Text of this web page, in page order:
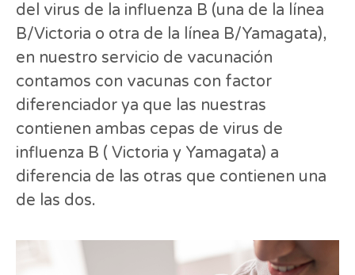
del virus de la influenza B (una de la línea
B/Victoria o otra de la línea B/Yamagata),
en nuestro servicio de vacunación
contamos con vacunas con factor
diferenciador ya que las nuestras
contienen ambas cepas de virus de
influenza B ( Victoria y Yamagata) a
diferencia de las otras que contienen una
de las dos.